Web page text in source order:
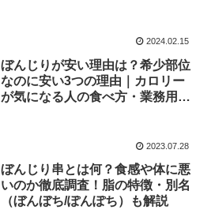
2024.02.15
ぼんじりが安い理由は？希少部位
なのに安い3つの理由｜カロリー
が気になる人の食べ方・業務用仕
2023.07.28
ぼんじり串とは何？食感や体に悪
いのか徹底調査！脂の特徴・別名
（ぼんぼち/ぽんぽち）も解説